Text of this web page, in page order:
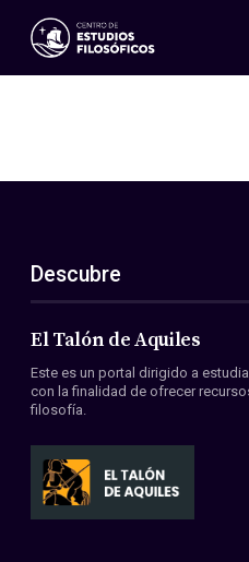
Eventos
ES
EN
Acerca de nosotros
Miembros
Convenios
Descubre
El Talón de Aquiles
Este es un portal dirigido a
con la finalidad de ofrecer
filosofía.